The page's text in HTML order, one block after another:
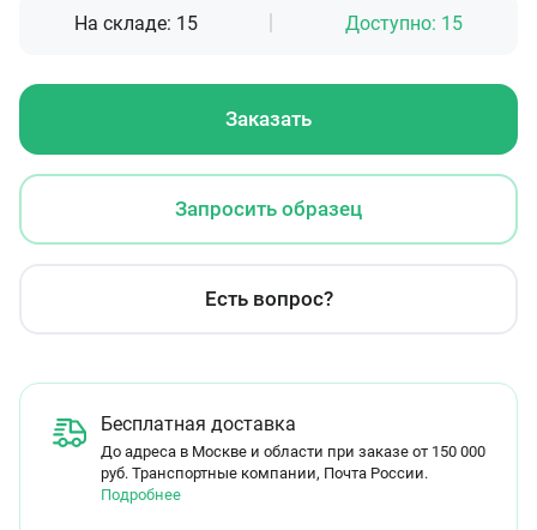
На складе: 15 Доступно: 15
Заказать
Запросить образец
Есть вопрос?
Бесплатная доставка
До адреса в Москве и области при заказе от 150 000
руб. Транспортные компании, Почта России.
Подробнее